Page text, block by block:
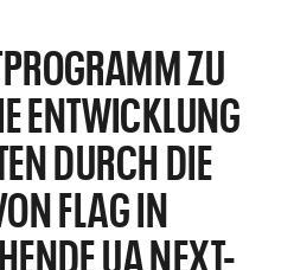
ZU
ENTWICKLUNG
DURCH DIE
FLAG IN
UA NEXT-